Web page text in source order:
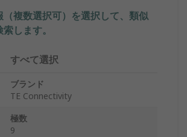
（複数選択可）を選択して、類似
します。
すべて選択
ブランド
TE Connectivity
極数
9